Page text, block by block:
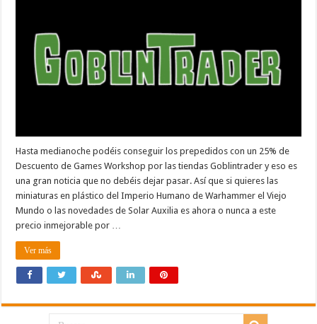
Hasta medianoche podéis conseguir los prepedidos con un 25% de
Descuento de Games Workshop por las tiendas Goblintrader y eso es
una gran noticia que no debéis dejar pasar. Así que si quieres las
miniaturas en plástico del Imperio Humano de Warhammer el Viejo
Mundo o las novedades de Solar Auxilia es ahora o nunca a este
precio inmejorable por …
Ver más